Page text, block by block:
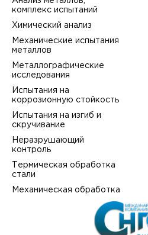
комплекс испытаний
Химический анализ
Механические испытания
металлов
Металлографические
исследования
Испытания на
коррозионную стойкость
Испытания на изгиб и
скручивание
Неразрушающий
контроль
Термическая обработка
стали
Механическая обработка